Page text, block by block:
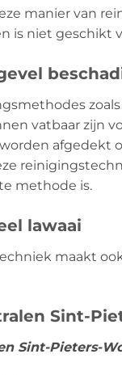
manier van
is niet geschikt
vatbaar zijn
afgedekt
methode is.
lawaai
maakt
Sint-
Sint-Pieters-